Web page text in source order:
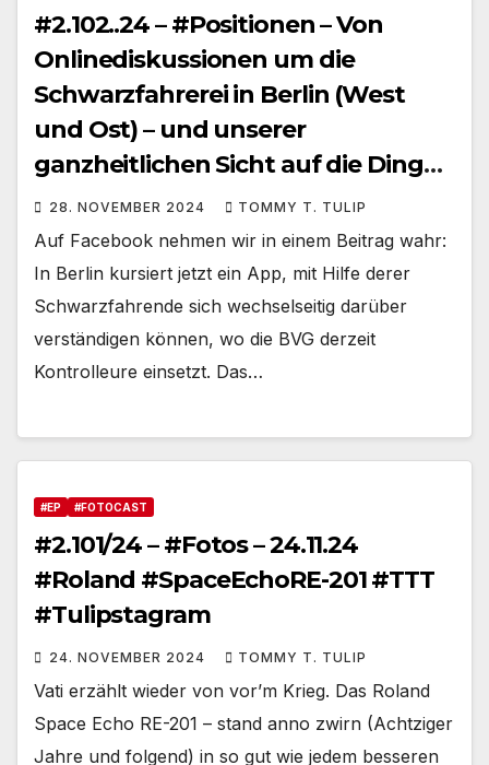
#2.102..24 – #Positionen – Von
Onlinediskussionen um die
Schwarzfahrerei in Berlin (West
und Ost) – und unserer
ganzheitlichen Sicht auf die Dinge
#OpinionControl
28. NOVEMBER 2024 TOMMY T. TULIP
Auf Facebook nehmen wir in einem Beitrag wahr:
In Berlin kursiert jetzt ein App, mit Hilfe derer
Schwarzfahrende sich wechselseitig darüber
verständigen können, wo die BVG derzeit
Kontrolleure einsetzt. Das…
#EP #FOTOCAST
#2.101/24 – #Fotos – 24.11.24
#Roland #SpaceEchoRE-201 #TTT
#Tulipstagram
24. NOVEMBER 2024 TOMMY T. TULIP
Vati erzählt wieder von vor’m Krieg. Das Roland
Space Echo RE-201 – stand anno zwirn (Achtziger
Jahre und folgend) in so gut wie jedem besseren